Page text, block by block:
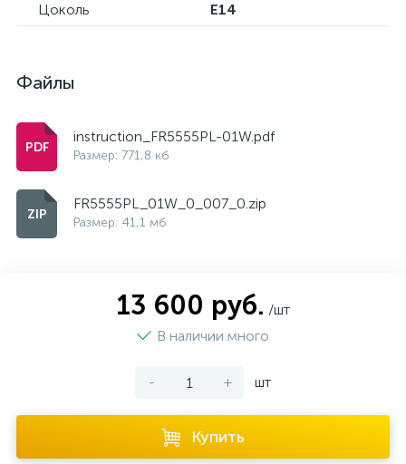
Цоколь E14
Файлы
instruction_FR5555PL-01W.pdf
Размер: 771,8 кб
FR5555PL_01W_0_007_0.zip
Размер: 41,1 мб
13 600 руб. /шт
В наличии много
- + шт
Купить